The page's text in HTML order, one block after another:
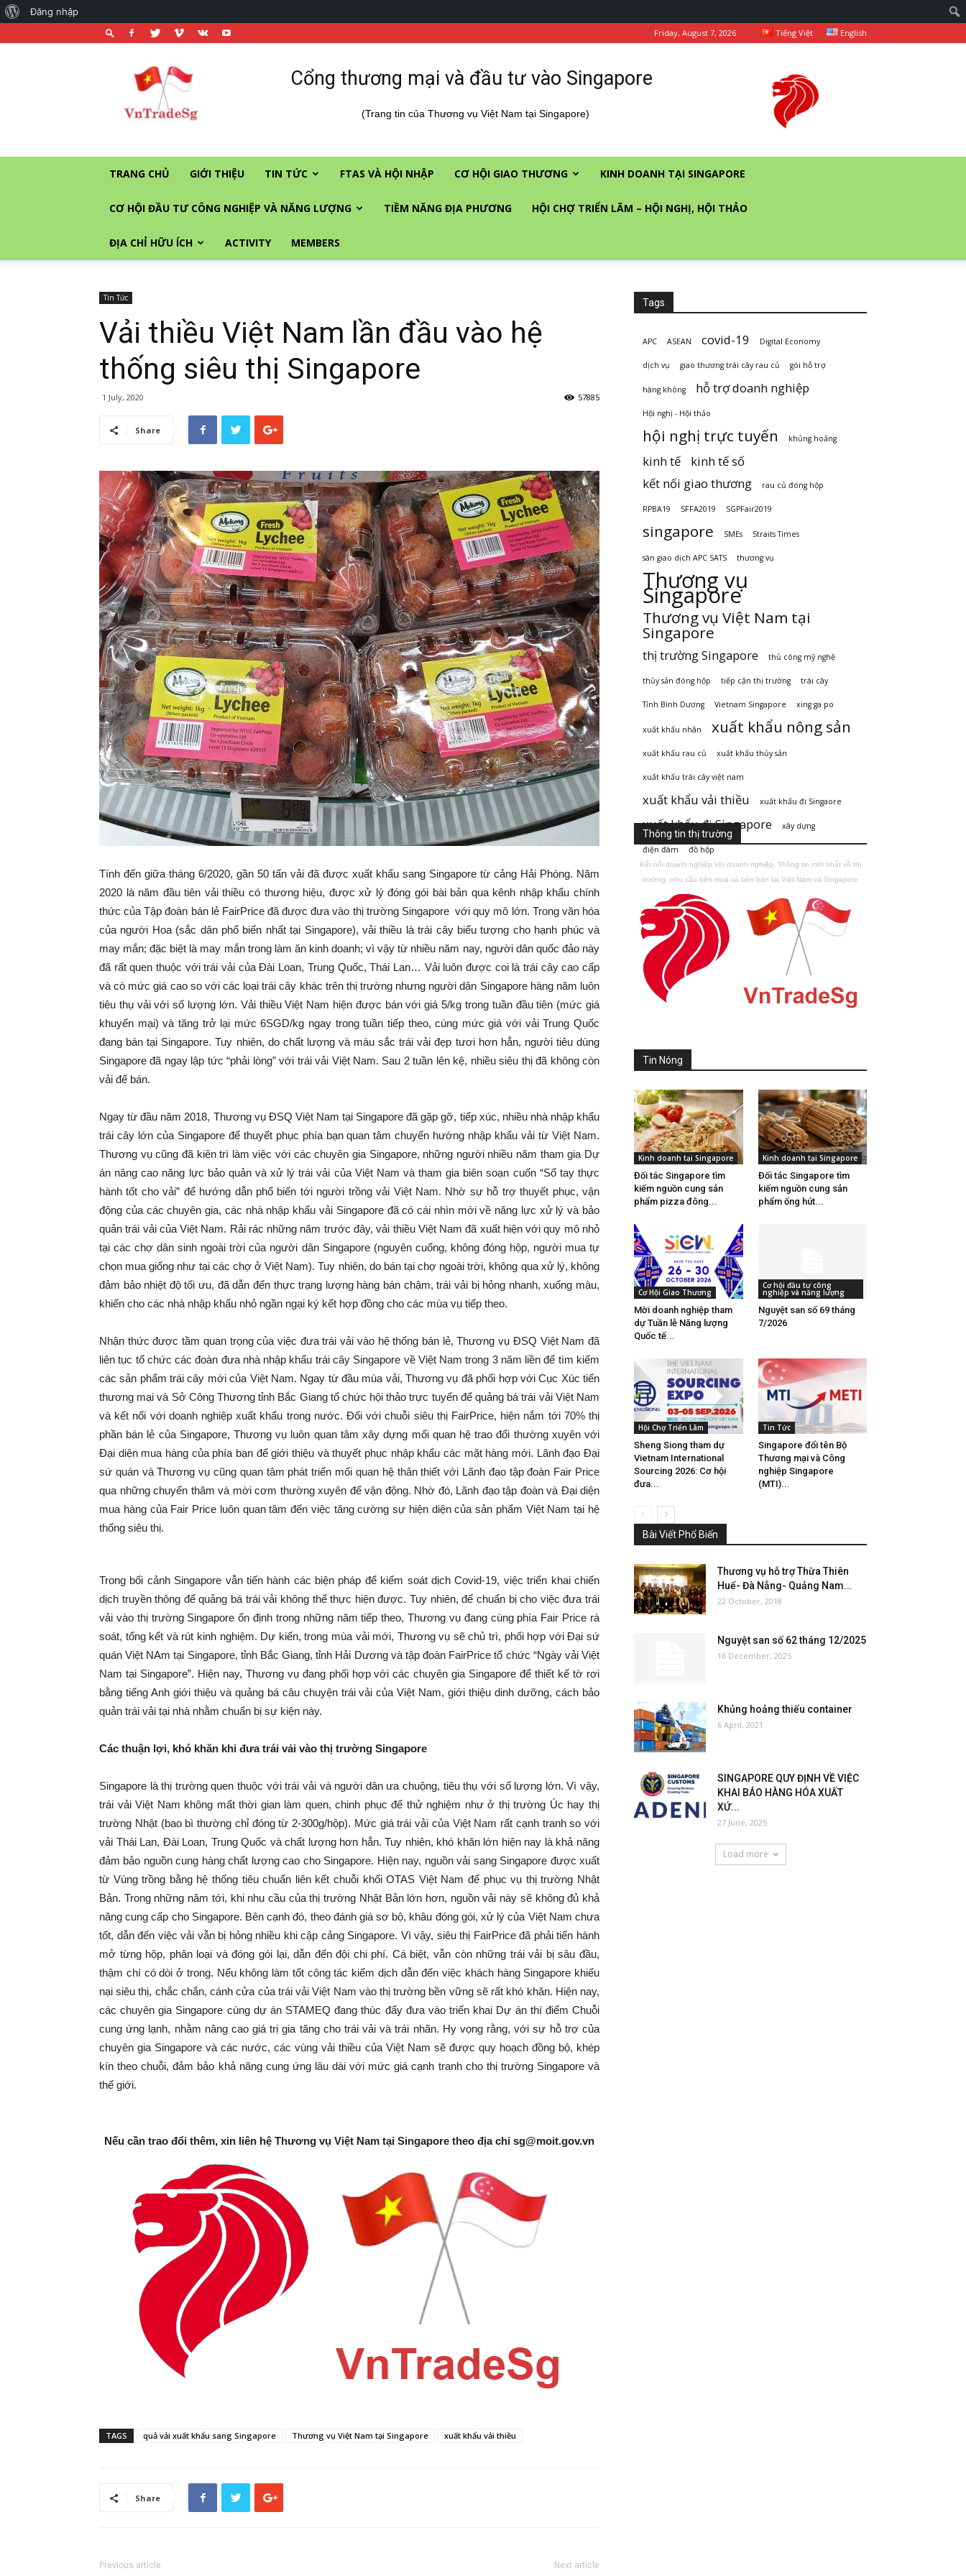
Friday, August 7, 2026 Tiếng Việt English
Cổng
thương
và
vào
Singapore
Cổng thương mại và đầu tư vào Singapore
(Trang tin của Thương vụ Việt Nam tại Singapore)
TRANG CHỦ GIỚI THIỆU TIN TỨC FTAS VÀ HỘI NHẬP CƠ HỘI GIAO THƯƠNG KINH DOANH TẠI SINGAPORE
CƠ HỘI ĐẦU TƯ CÔNG NGHIỆP VÀ NĂNG LƯỢNG TIỀM NĂNG ĐỊA PHƯƠNG HỘI CHỢ TRIỂN LÃM – HỘI NGHỊ, HỘI THẢO
ĐỊA CHỈ HỮU ÍCH ACTIVITY MEMBERS
Tin Tức
Vải thiều Việt Nam lần đầu vào hệ
thống siêu thị Singapore
1 July, 2020 57885
Share
Tính đến giữa tháng 6/2020, gần 50 tấn vải đã được xuất khẩu sang Singapore từ cảng Hải Phòng. Năm
2020 là năm đầu tiên vải thiều có thương hiệu, được xử lý đóng gói bài bản qua kênh nhập khẩu chính
thức của Tập đoàn bán lẻ FairPrice đã được đưa vào thị trường Singapore với quy mô lớn. Trong văn hóa
của người Hoa (sắc dân phổ biến nhất tại Singapore), vải thiều là trái cây biểu tượng cho hạnh phúc và
may mắn; đặc biệt là may mắn trong làm ăn kinh doanh; vì vậy từ nhiều năm nay, người dân quốc đảo này
đã rất quen thuộc với trái vải của Đài Loan, Trung Quốc, Thái Lan… Vải luôn được coi là trái cây cao cấp
và có mức giá cao so với các loại trái cây khác trên thị trường nhưng người dân Singapore hàng năm luôn
tiêu thụ vải với số lượng lớn. Vải thiều Việt Nam hiện được bán với giá 5/kg trong tuần đầu tiên (mức giá
khuyến mại) và tăng trở lại mức 6SGD/kg ngay trong tuần tiếp theo, cùng mức giá với vải Trung Quốc
đang bán tại Singapore. Tuy nhiên, do chất lượng và màu sắc trái vải đẹp tươi hơn hẳn, người tiêu dùng
Singapore đã ngay lập tức “phải lòng” với trái vải Việt Nam. Sau 2 tuần lên kệ, nhiều siêu thị đã không còn
vải để bán.
Ngay từ đầu năm 2018, Thương vụ ĐSQ Việt Nam tại Singapore đã gặp gỡ, tiếp xúc, nhiều nhà nhập khẩu
trái cây lớn của Singapore để thuyết phục phía bạn quan tâm chuyển hướng nhập khẩu vải từ Việt Nam.
Thương vụ cũng đã kiên trì làm việc với các chuyên gia Singapore, những người nhiều năm tham gia Dự
án nâng cao năng lực bảo quản và xử lý trái vải của Việt Nam và tham gia biên soạn cuốn “Sổ tay thực
hành tốt cho vải” để hướng dẫn phổ biến tới người trồng vải Việt Nam. Nhờ sự hỗ trợ thuyết phục, vận
động của các chuyên gia, các nhà nhập khẩu vải Singapore đã có cái nhìn mới về năng lực xử lý và bảo
quản trái vải của Việt Nam. Rải rác những năm trước đây, vải thiều Việt Nam đã xuất hiện với quy mô nhỏ
tại các chợ dân sinh ngoài trời của người dân Singapore (nguyên cuống, không đóng hộp, người mua tự
chọn mua giống như tại các chợ ở Việt Nam). Tuy nhiên, do bán tại chợ ngoài trời, không qua xử lý, không
đảm bảo nhiệt độ tối ưu, đã dẫn đến thực trạng lượng hàng bán chậm, trái vải bị hỏng nhanh, xuống màu,
khiến cho các nhà nhập khẩu nhỏ ngần ngại ký kết hợp đồng cho các mùa vụ tiếp theo.
Nhận thức được tầm quan trọng của việc đưa trái vải vào hệ thống bán lẻ, Thương vụ ĐSQ Việt Nam đã
liên tục tổ chức các đoàn đưa nhà nhập khẩu trái cây Singapore về Việt Nam trong 3 năm liền để tìm kiếm
các sản phẩm trái cây mới của Việt Nam. Ngay từ đầu mùa vải, Thương vụ đã phối hợp với Cục Xúc tiến
thương mại và Sở Công Thương tỉnh Bắc Giang tổ chức hội thảo trực tuyến để quảng bá trái vải Việt Nam
và kết nối với doanh nghiệp xuất khẩu trong nước. Đối với chuỗi siêu thị FairPrice, hiện nắm tới 70% thị
phần bán lẻ của Singapore, Thương vụ luôn quan tâm xây dựng mối quan hệ trao đổi thường xuyên với
Đại diện mua hàng của phía bạn để giới thiệu và thuyết phục nhập khẩu các mặt hàng mới. Lãnh đạo Đại
sứ quán và Thương vụ cũng quan tâm phát triển mối quan hệ thân thiết với Lãnh đạo tập đoàn Fair Price
qua những chuyến thăm và mời cơm thường xuyên để vận động. Nhờ đó, Lãnh đạo tập đoàn và Đại diện
mua hàng của Fair Price luôn quan tâm đến việc tăng cường sự hiện diện của sản phẩm Việt Nam tại hệ
thống siêu thị.
Trong bối cảnh Singapore vẫn tiến hành các biện pháp để kiểm soát dịch Covid-19, việc triển khai chiến
dịch truyền thông để quảng bá trái vải không thể thực hiện được. Tuy nhiên, để chuẩn bị cho việc đưa trái
vải vào thị trường Singapore ổn định trong những năm tiếp theo, Thương vụ đang cùng phía Fair Price rà
soát, tổng kết và rút kinh nghiệm. Dự kiến, trong mùa vải mới, Thương vụ sẽ chủ trì, phối hợp với Đại sứ
quán Việt NAm tại Singapore, tỉnh Bắc Giang, tỉnh Hải Dương và tập đoàn FairPrice tổ chức “Ngày vải Việt
Nam tại Singapore”. Hiện nay, Thương vụ đang phối hợp với các chuyên gia Singapore để thiết kế tờ rơi
bằng tiếng Anh giới thiệu và quảng bá câu chuyện trái vải của Việt Nam, giới thiệu dinh dưỡng, cách bảo
quản trái vải tại nhà nhằm chuẩn bị sự kiện này.
Các thuận lợi, khó khăn khi đưa trái vải vào thị trường Singapore
Singapore là thị trường quen thuộc với trái vải và người dân ưa chuộng, tiêu thụ với số lượng lớn. Vì vậy,
trái vải Việt Nam không mất thời gian làm quen, chinh phục để thử nghiệm như ở thị trường Úc hay thị
trường Nhật (bao bì thường chỉ đóng từ 2-300g/hộp). Mức giá trái vải của Việt Nam rất cạnh tranh so với
vải Thái Lan, Đài Loan, Trung Quốc và chất lượng hơn hẳn. Tuy nhiên, khó khăn lớn hiện nay là khả năng
đảm bảo nguồn cung hàng chất lượng cao cho Singapore. Hiện nay, nguồn vải sang Singapore được xuất
từ Vùng trồng bằng hệ thống tiêu chuẩn liên kết chuỗi khối OTAS Việt Nam để phục vụ thị trường Nhật
Bản. Trong những năm tới, khi nhu cầu của thị trường Nhật Bản lớn hơn, nguồn vải này sẽ không đủ khả
năng cung cấp cho Singapore. Bên cạnh đó, theo đánh giá sơ bộ, khâu đóng gói, xử lý của Việt Nam chưa
tốt, dẫn đến việc vải vẫn bị hỏng nhiều khi cập cảng Singapore. Vì vậy, siêu thị FairPrice đã phải tiến hành
mở từng hộp, phân loại và đóng gói lại, dẫn đến đội chi phí. Cá biệt, vẫn còn những trái vải bị sâu đầu,
thậm chí có dòi ở trong. Nếu không làm tốt công tác kiểm dịch dẫn đến việc khách hàng Singapore khiếu
nại siêu thị, chắc chắn, cánh cửa của trái vải Việt Nam vào thị trường bền vững sẽ rất khó khăn. Hiện nay,
các chuyên gia Singapore cùng dự án STAMEQ đang thúc đẩy đưa vào triển khai Dự án thí điểm Chuỗi
cung ứng lạnh, nhằm nâng cao giá trị gia tăng cho trái vải và trái nhãn. Hy vọng rằng, với sự hỗ trợ của
chuyên gia Singapore và các nước, các vùng vải thiều của Việt Nam sẽ được quy hoạch đồng bộ, khép
kín theo chuỗi, đảm bảo khả năng cung ứng lâu dài với mức giá cạnh tranh cho thị trường Singapore và
thế giới.
Nếu cần trao đổi thêm, xin liên hệ Thương vụ Việt Nam tại Singapore theo địa chỉ sg@moit.gov.vn
TAGS quả vải xuất khẩu sang Singapore Thương vụ Việt Nam tại Singapore xuất khẩu vải thiều
Share
Previous article Next article
Tags
APC ASEAN covid-19 Digital Economy
dịch vụ giao thương trái cây rau củ gói hỗ trợ
hàng không hỗ trợ doanh nghiệp
Hội nghị - Hội thảo
hội nghị trực tuyến khủng hoảng
kinh tế
kinh tế số
kết nối giao thương
rau củ đóng hộp
RPBA19 SFFA2019 SGPFair2019
singapore SMEs Straits Times
sàn giao dịch APC SATS thương vụ
Thương vụ
Singapore
Thương vụ Việt Nam tại
Singapore
thị trường Singapore thủ công mỹ nghệ
thủy sản đóng hộp tiếp cận thị trường trái cây
Tỉnh Bình Dương Vietnam Singapore xing ga po
xuất khẩu nhãn xuất khẩu nông sản
xuất khẩu rau củ xuất khẩu thủy sản
xuất khẩu trái cây việt nam
xuất khẩu vải thiều xuất khẩu đi Singaore
xuất khẩu đi Singapore xây dựng
điện đàm đồ hộp
Thông tin thị trường
Kết nối doanh nghiệp với doanh nghiệp. Thông tin mới nhất về thị
trường, nhu cầu bên mua và bên bán tại Việt Nam và Singapore
Tin Nóng
Kinh doanh tại Singapore
Đối tác Singapore tìm
kiếm nguồn cung sản
phẩm pizza đông...
Kinh doanh tại Singapore
Đối tác Singapore tìm
kiếm nguồn cung sản
phẩm ống hút...
Cơ Hội Giao Thương
Mời doanh nghiệp tham
dự Tuần lễ Năng lượng
Quốc tế...
Cơ hội đầu tư công
nghiệp và năng lượng
Nguyệt san số 69 tháng
7/2026
Hội Chợ Triển Lãm
Sheng Siong tham dự
Vietnam International
Sourcing 2026: Cơ hội
đưa...
Tin Tức
Singapore đổi tên Bộ
Thương mại và Công
nghiệp Singapore
(MTI)...
Bài Viết Phổ Biến
Thương vụ hỗ trợ Thừa Thiên
Huế- Đà Nẵng- Quảng Nam...
22 October, 2018
Nguyệt san số 62 tháng 12/2025
16 December, 2025
Khủng hoảng thiếu container
6 April, 2021
SINGAPORE QUY ĐỊNH VỀ VIỆC
KHAI BÁO HÀNG HÓA XUẤT
XỨ...
27 June, 2025
Load more
About
Đăng nhập